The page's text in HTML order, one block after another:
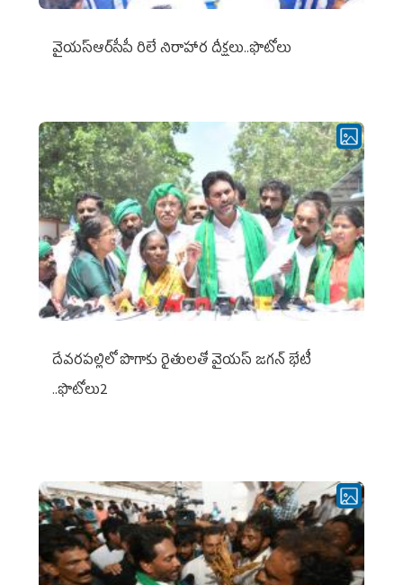
వైయ‌స్ఆర్‌సీపీ రిలే నిరాహార దీక్షలు..ఫొటోలు
దేవరపల్లిలో పొగాకు రైతులతో వైయస్ జగన్ భేటీ
..ఫొటోలు2